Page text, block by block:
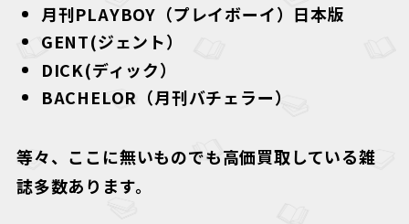
月刊PLAYBOY（プレイボーイ）日本版
GENT(ジェント）
DICK(ディック）
BACHELOR（月刊バチェラー）
等々、ここに無いものでも高価買取している雑
誌多数あります。